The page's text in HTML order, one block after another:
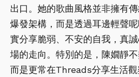
出口。她的歌曲風格並非擁有
爆發架構，而是透過耳邊輕聲
實分享脆弱、不安的自我，真
場的走向。特別的是，陳嫺靜
而是更常在Threads分享生活